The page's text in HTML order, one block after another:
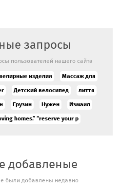
запросы
пользователей нашего сайта
изделия Массаж для
Детский велосипед лиття
Грузин Нужен Измаил
homes.” “reserve your p
добавленые
были добавлены недавно